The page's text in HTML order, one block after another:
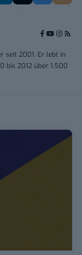
seit 2001. Er lebt in
bis 2012 über 1.500